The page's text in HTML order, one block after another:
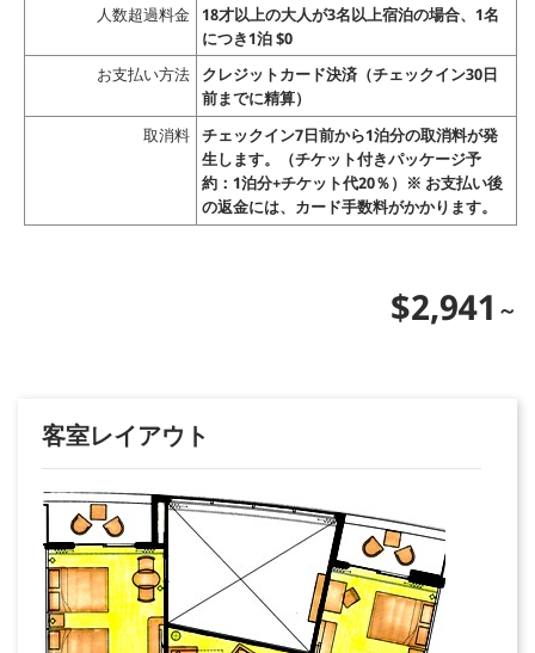
人数超過料金 18才以上の大人が3名以上宿泊の場合、1名
につき1泊 $0
お支払い方法
クレジットカード決済（チェックイン30日
前までに精算）
取消料 チェックイン7日前から1泊分の取消料が発
生します。（チケット付きパッケージ予
約：1泊分+チケット代20％）※ お支払い後
の返金には、カード手数料がかかります。
$2,941
客室レイアウト